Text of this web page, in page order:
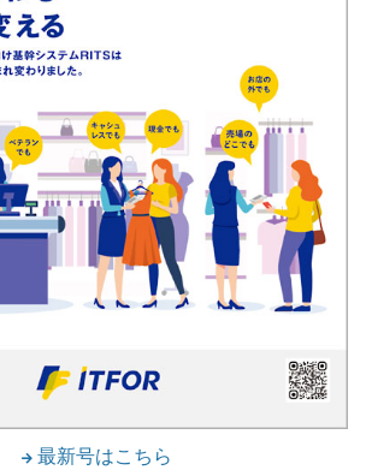
最新号はこちら